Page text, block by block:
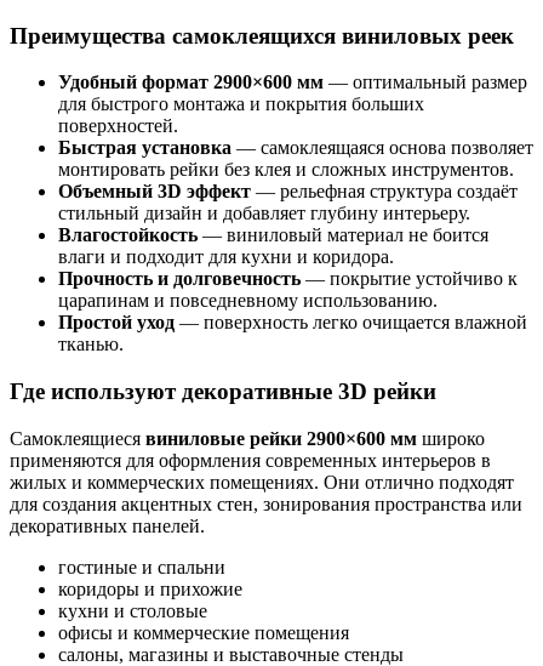
Преимущества самоклеящихся виниловых реек
Удобный формат 2900×600 мм — оптимальный размер
для быстрого монтажа и покрытия больших
поверхностей.
Быстрая установка — самоклеящаяся основа позволяет
монтировать рейки без клея и сложных инструментов.
Объемный 3D эффект — рельефная структура создаёт
стильный дизайн и добавляет глубину интерьеру.
Влагостойкость — виниловый материал не боится
влаги и подходит для кухни и коридора.
Прочность и долговечность — покрытие устойчиво к
царапинам и повседневному использованию.
Простой уход — поверхность легко очищается влажной
тканью.
Где используют декоративные 3D рейки
Самоклеящиеся виниловые рейки 2900×600 мм широко
применяются для оформления современных интерьеров в
жилых и коммерческих помещениях. Они отлично подходят
для создания акцентных стен, зонирования пространства или
декоративных панелей.
гостиные и спальни
коридоры и прихожие
кухни и столовые
офисы и коммерческие помещения
салоны, магазины и выставочные стенды